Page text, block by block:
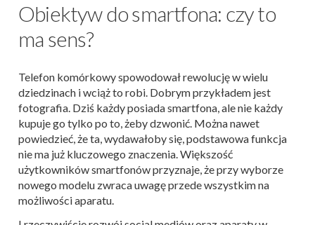
Obiektyw do smartfona: czy to
ma sens?
Telefon komórkowy spowodował rewolucję w wielu
dziedzinach i wciąż to robi. Dobrym przykładem jest
fotografia. Dziś każdy posiada smartfona, ale nie każdy
kupuje go tylko po to, żeby dzwonić. Można nawet
powiedzieć, że ta, wydawałoby się, podstawowa funkcja
nie ma już kluczowego znaczenia. Większość
użytkowników smartfonów przyznaje, że przy wyborze
nowego modelu zwraca uwagę przede wszystkim na
możliwości aparatu.